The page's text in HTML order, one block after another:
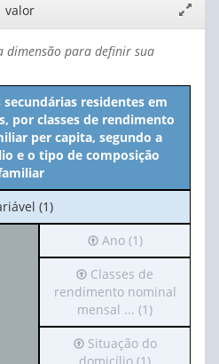
janela
valor
dimensão para definir sua
residentes em
por classes de rendimento
per capita, segundo a
e o tipo de composição
(1)
Irá
para
o
cabeçalho
(possui
apenas
1
Ano (1)
Irá
para
o
cabeçalho
(possui
Classes de
rendimento nominal
mensal ... (1)
Irá
para
Situação do